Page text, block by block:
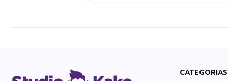
CATEGORIAS